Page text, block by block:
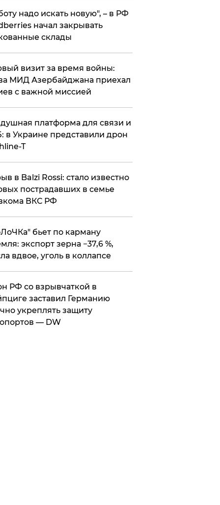
надо искать новую", – в РФ
начал закрывать
склады
визит за время войны:
МИД Азербайджана приехал
с важной миссией
платформа для связи и
в Украине представили дрон
T
в Balzi Rossi: стало известно
пострадавших в семье
ВКС РФ
бьет по карману
экспорт зерна −37,6 %,
вдвое, уголь в коллапсе
РФ со взрывчаткой в
заставил Германию
укреплять защиту
— DW